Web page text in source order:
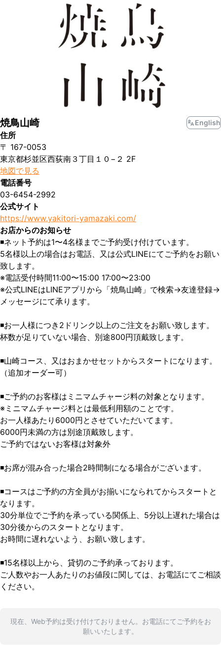
焼鳥山崎 English
住所
〒 167-0053
東京都杉並区西荻南３丁目１０−２ 2F
地図で見る
電話番号
03-6454-2992
公式サイト
https://www.yakitori-yamazaki.com/
お店からのお知らせ
◾️ネット予約は1〜4名様までご予約受け付けています。
5名様以上の場合はお電話、又は公式LINEにてご予約をお願い
致します。
※電話受付時間11:00〜15:00 17:00〜23:00
※公式LINEはLINEアプリから「焼鳥山崎」で検索→友達登録→
メッセージにて承ります。
◾️お一人様につき2ドリンク以上のご注文をお願い致します。
杯数が足りていない場合、別途800円頂戴致します。
◾️山崎コース、又はおまかせセットからスタートになります。
（追加オーダー可）
◾️ご予約のお客様はミニマムチャージ料の対象となります。
※ミニマムチャージ料とは最低利用額のことです。
お一人様あたり6000円とさせていただいてます。
6000円未満の方は別途頂戴致します。
ご予約ではないお客様は対象外
◾️お席が混み合った場合2時間制になる場合がございます。
◾️コースはご予約の方全員がお揃いになられてからスタートと
なります。
30分単位でご予約を承っている関係上、5分以上遅れた場合は
30分後からのスタートとなります。
お時間に遅れないよう、お願い致します。
◾️15名様以上から、貸切のご予約承っております。
ご人数やお一人あたりのお値段に関しては、お電話にてご相談
ください。
現在、Web予約は受け付けておりません。お電話にてご予約をお
願いいたします。